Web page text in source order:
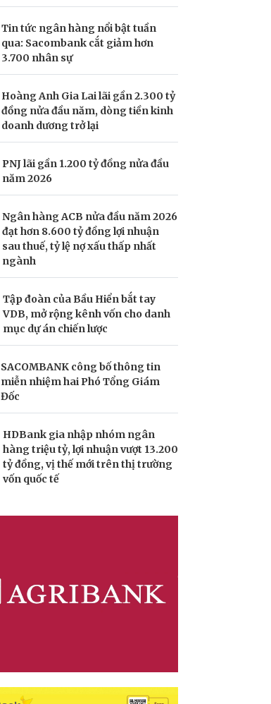
Tin tức ngân hàng nổi bật tuần
qua: Sacombank cắt giảm hơn
3.700 nhân sự
Hoàng Anh Gia Lai lãi gần 2.300 tỷ
đồng nửa đầu năm, dòng tiền kinh
doanh dương trở lại
PNJ lãi gần 1.200 tỷ đồng nửa đầu
năm 2026
Ngân hàng ACB nửa đầu năm 2026
đạt hơn 8.600 tỷ đồng lợi nhuận
sau thuế, tỷ lệ nợ xấu thấp nhất
ngành
Tập đoàn của Bầu Hiển bắt tay
VDB, mở rộng kênh vốn cho danh
mục dự án chiến lược
SACOMBANK công bố thông tin
miễn nhiệm hai Phó Tổng Giám
Đốc
HDBank gia nhập nhóm ngân
hàng triệu tỷ, lợi nhuận vượt 13.200
tỷ đồng, vị thế mới trên thị trường
vốn quốc tế